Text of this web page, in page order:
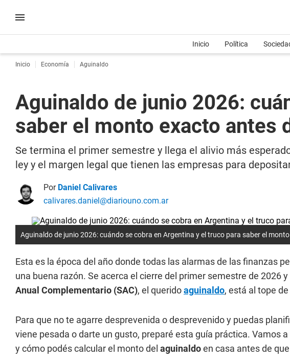
Inicio Política
Inicio Economía Aguinaldo
Aguinaldo de junio 2026:
saber el monto exacto antes
Se termina el primer semestre y llega el alivio más
ley y el margen legal que tienen las empresas para
Por Daniel Calivares
calivares.daniel@diariouno.com.ar
Aguinaldo de junio 2026: cuándo se cobra en Argentina y el truco para saber el
Esta es la época del año donde todas las alarmas de las finanzas
una buena razón. Se acerca el cierre del primer semestre de 2026
Anual Complementario (SAC), el queridoaguinaldo, está al tope
Para que no te agarre desprevenida o desprevenido y puedas
viene pesada o darte un gusto, preparé esta guía práctica. Vamos
y cómo podés calcular el monto del aguinaldoen casa antes de